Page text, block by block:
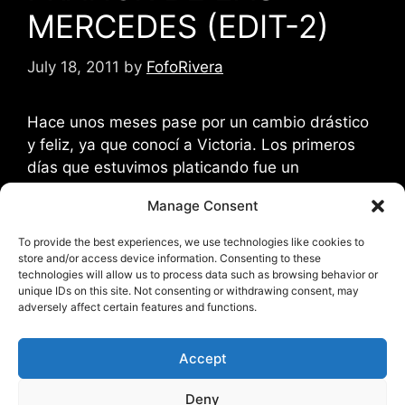
Manage Consent
To provide the best experiences, we use technologies like cookies to
store and/or access device information. Consenting to these
technologies will allow us to process data such as browsing behavior or
unique IDs on this site. Not consenting or withdrawing consent, may
adversely affect certain features and functions.
Accept
Deny
MERCEDES (EDIT-2)
July 18, 2011 by FofoRivera
Hace unos meses pase por un cambio drástico
y feliz, ya que conocí a Victoria. Los primeros
días que estuvimos platicando fue un
de tips, en fin de muchas cosas que nos
gustaron uno del otro. Entre tantas cosas me
llamo la atención una caja que vi en alguna …
Read more
iLife,Uncategorized
,peace,